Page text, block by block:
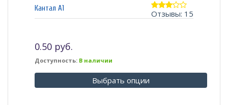
3.07
Отзывы: 15
Кантал А1
0.50 руб.
Доступность: В наличии
Выбрать опции